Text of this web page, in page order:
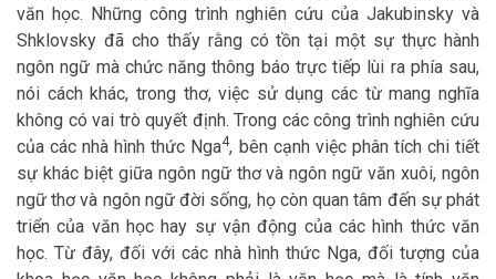
văn học. Những công trình nghiên cứu của Jakubinsky và
Shklovsky đã cho thấy rằng có tồn tại một sự thực hành
ngôn ngữ mà chức năng thông báo trực tiếp lùi ra phía sau,
nói cách khác, trong thơ, việc sử dụng các từ mang nghĩa
không có vai trò quyết định. Trong các công trình nghiên cứu
của các nhà hình thức Nga4, bên cạnh việc phân tích chi tiết
sự khác biệt giữa ngôn ngữ thơ và ngôn ngữ văn xuôi, ngôn
ngữ thơ và ngôn ngữ đời sống, họ còn quan tâm đến sự phát
triển của văn học hay sự vận động của các hình thức văn
học. Từ đây, đối với các nhà hình thức Nga, đối tượng của